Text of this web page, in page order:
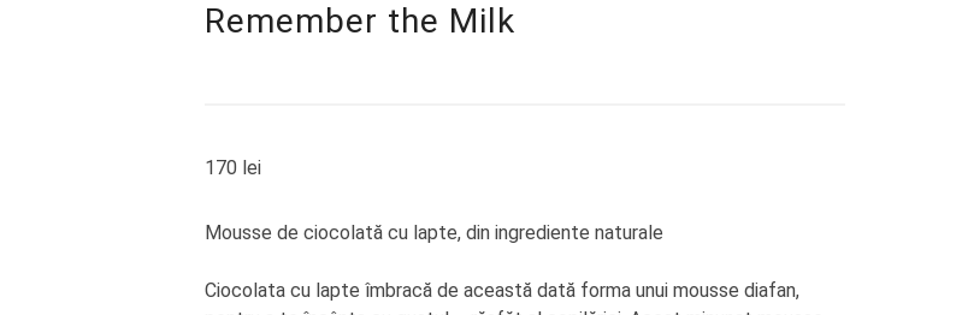
Remember the Milk
170 lei
Mousse de ciocolată cu lapte, din ingrediente naturale
Ciocolata cu lapte îmbracă de această dată forma unui mousse diafan,